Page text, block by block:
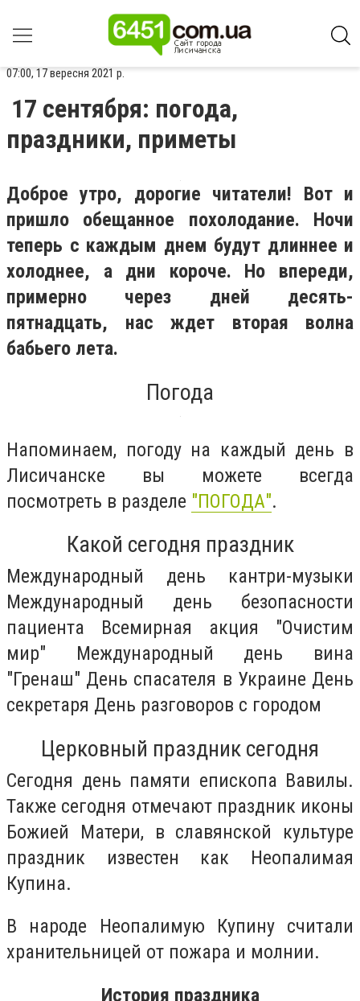
07:00, 17 вересня 2021 р.
17 сентября: погода,
праздники, приметы
Доброе утро, дорогие читатели! Вот и
пришло обещанное похолодание. Ночи
теперь с каждым днем будут длиннее и
холоднее, а дни короче. Но впереди,
примерно через дней десять-
пятнадцать, нас ждет вторая волна
бабьего лета.
Погода
Напоминаем, погоду на каждый день в
Лисичанске вы можете всегда
посмотреть в разделе "ПОГОДА".
Какой сегодня праздник
Международный день кантри-музыки
Международный день безопасности
пациента Всемирная акция "Очистим
мир" Международный день вина
"Гренаш" День спасателя в Украине День
секретаря День разговоров с городом
Церковный праздник сегодня
Сегодня день памяти епископа Вавилы.
Также сегодня отмечают праздник иконы
Божией Матери, в славянской культуре
праздник известен как Неопалимая
Купина.
В народе Неопалимую Купину считали
хранительницей от пожара и молнии.
История праздника